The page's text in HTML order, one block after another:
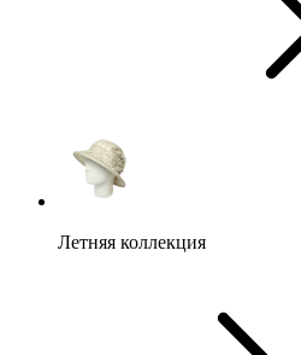
Летняя коллекция